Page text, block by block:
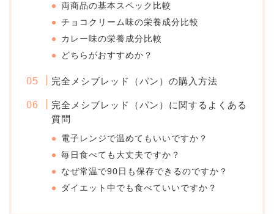
両商品の基本スペック比較
チョコクリーム味の栄養成分比較
カレー味の栄養成分比較
どちらがおすすめか？
完全メシブレッド（パン）の購入方法
完全メシブレッド（パン）に関するよくある
質問
電子レンジで温めてもいいですか？
毎日食べても大丈夫ですか？
なぜ常温で90日も保存できるのですか？
ダイエット中でも食べていいですか？